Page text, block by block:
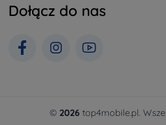
Dołącz do nas
© 2026 top4mobile.pl.